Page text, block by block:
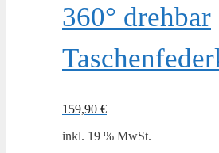
360° drehbar
159,90 €
inkl. 19 % MwSt.